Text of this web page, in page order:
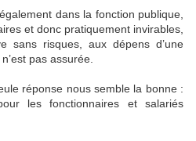
dans la fonction publique,
et donc pratiquement invirables,
sans risques, aux dépens d’une
pas assurée.
réponse nous semble la bonne :
les fonctionnaires et salariés